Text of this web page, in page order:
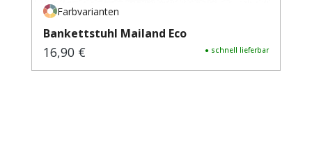
Farbvarianten
Bankettstuhl Mailand Eco
Regulärer Preis:
16,90 € ● schnell lieferbar